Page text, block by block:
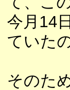
今月14
ていた
そのた